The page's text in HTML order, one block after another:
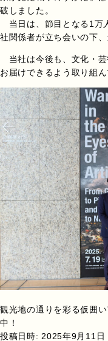
破しました。
当日は、節目となる1万
社関係者が立ち会いの下
当社は今後も、文化・芸
お届けできるよう取り組ん
観光地の通りを彩る仮囲
中！
投稿日時: 2025年9月11日